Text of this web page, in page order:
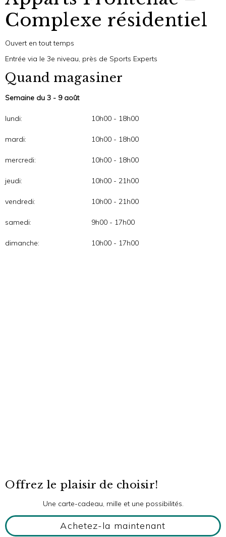
Complexe résidentiel
Ouvert en tout temps
Entrée via le 3e niveau, près de Sports Experts
Quand magasiner
Semaine du 3 - 9 août
lundi: 10h00 - 18h00
mardi: 10h00 - 18h00
mercredi: 10h00 - 18h00
jeudi: 10h00 - 21h00
vendredi: 10h00 - 21h00
samedi: 9h00 - 17h00
dimanche: 10h00 - 17h00
Offrez le plaisir de choisir!
Une carte-cadeau, mille et une possibilités.
Achetez-la maintenant